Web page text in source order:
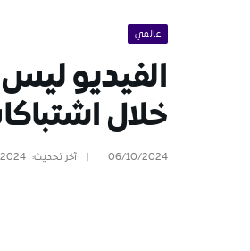
عالمي
الفيديو
خلال
06/10/2024 آخر تحديث: